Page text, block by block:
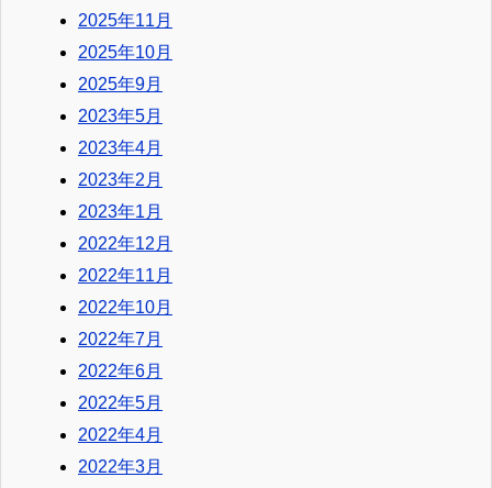
2025年11月
2025年10月
2025年9月
2023年5月
2023年4月
2023年2月
2023年1月
2022年12月
2022年11月
2022年10月
2022年7月
2022年6月
2022年5月
2022年4月
2022年3月